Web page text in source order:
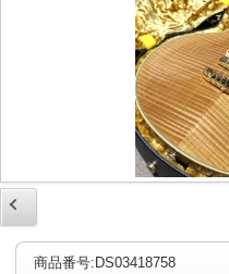
商品番号:DS03418758